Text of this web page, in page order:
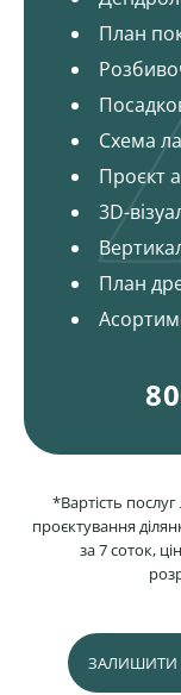
План
Схема
Проєкт
3D-
План
*Вартість
проєктування
за 7 соток,
ЗАЛИШИТИ